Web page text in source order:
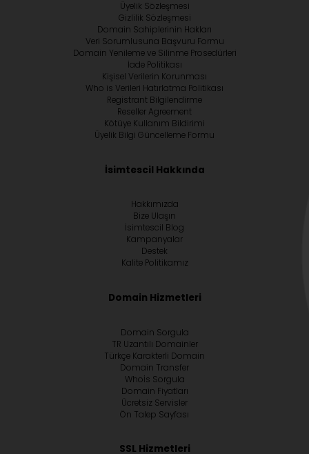
Üyelik Sözleşmesi
Gizlilik Sözleşmesi
Domain Sahiplerinin Hakları
Veri Sorumlusuna Başvuru Formu
Domain Yenileme ve Silinme Prosedürleri
İade Politikası
Kişisel Verilerin Korunması
Who is Verileri Hatırlatma Politikası
Registrant Bilgilendirme
Reseller Agreement
Kötüye Kullanım Bildirimi
Üyelik Bilgi Güncelleme Formu
İsimtescil Hakkında
Hakkımızda
Bize Ulaşın
İsimtescil Blog
Kampanyalar
Destek
Kalite Politikamız
Domain Hizmetleri
Domain Sorgula
TR Uzantılı Domainler
Türkçe Karakterli Domain
Domain Transfer
Whoİs Sorgula
Domain Fiyatları
Ücretsiz Servisler
Ön Talep Sayfası
SSL Hizmetleri